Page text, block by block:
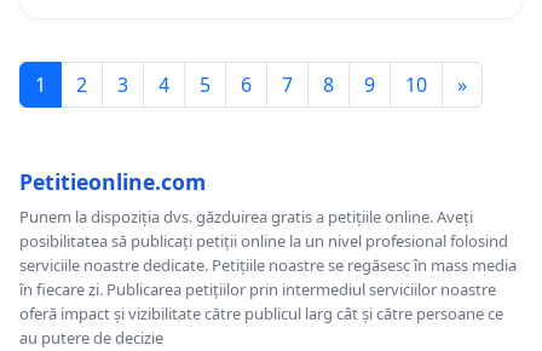
1 2 3 4 5 6 7 8 9 10 »
Petitieonline.com
Punem la dispoziția dvs. găzduirea gratis a petițiile online. Aveți
posibilitatea să publicați petiții online la un nivel profesional folosind
serviciile noastre dedicate. Petițiile noastre se regăsesc în mass media
în fiecare zi. Publicarea petițiilor prin intermediul serviciilor noastre
oferă impact și vizibilitate către publicul larg cât și către persoane ce
au putere de decizie